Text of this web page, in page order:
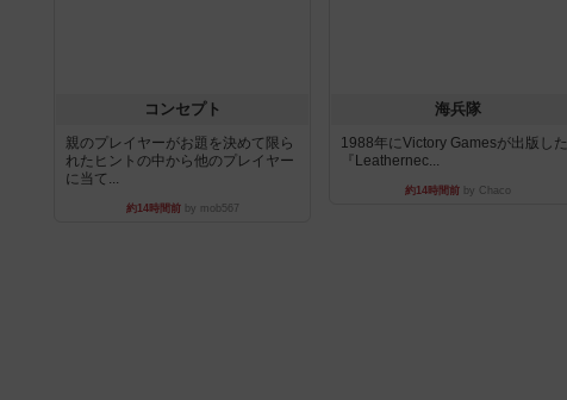
コンセプト
親のプレイヤーがお題を決めて限ら
れたヒントの中から他のプレイヤー
に当て...
約14時間前by mob567
海兵隊
1988年にVictory Gamesが出版した
『Leathernec...
約14時間前by Chaco